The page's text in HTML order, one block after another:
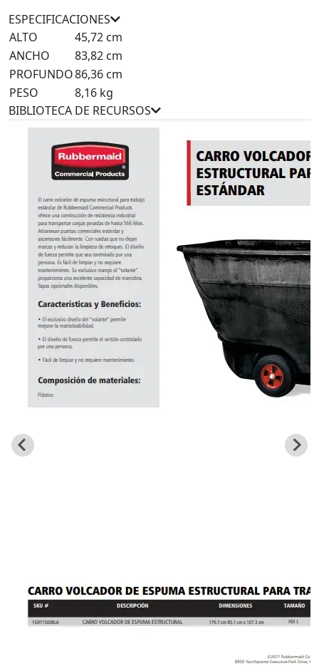
ESPECIFICACIONES
ALTO
45,72 cm
ANCHO
83,82 cm
PROFUNDO86,36 cm
PESO
8,16 kg
BIBLIOTECA DE RECURSOS